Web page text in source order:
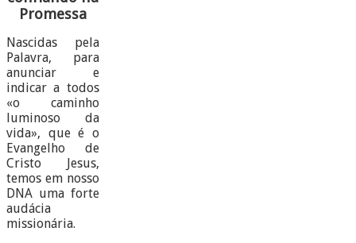
Promessa
Nascidas pela
Palavra, para
anunciar e
indicar a todos
«o caminho
luminoso da
vida», que é o
Evangelho de
Cristo Jesus,
temos em nosso
DNA uma forte
audácia
missionária.